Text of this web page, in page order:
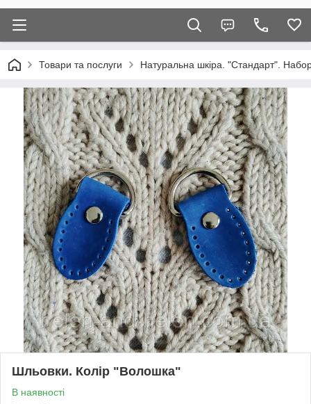
Товари та послуги Натуральна шкіра. "Стандарт".
Шльовки. Колір "Волошка"
В наявності